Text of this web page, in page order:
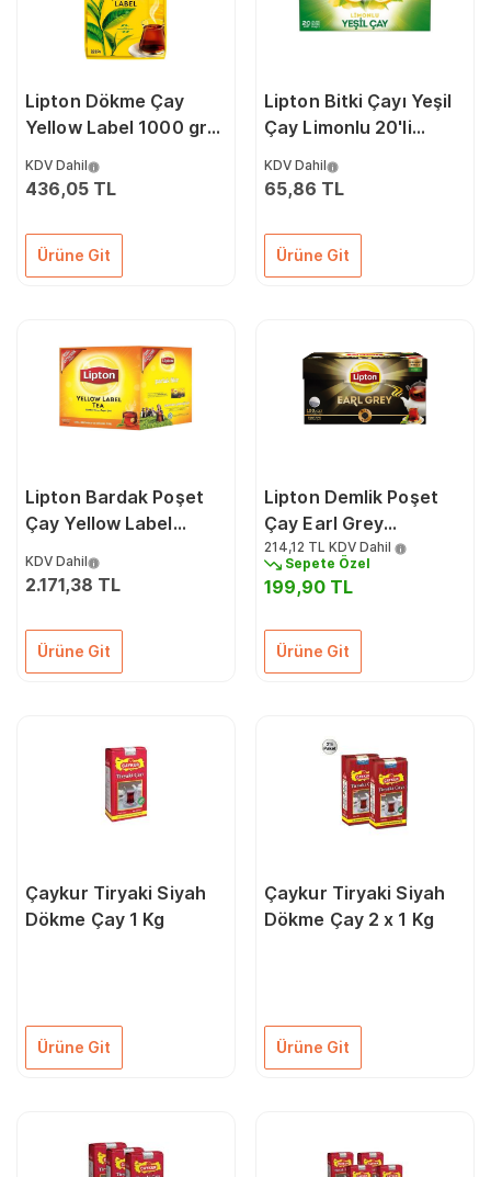
Lipton Dökme Çay
Yellow Label 1000 gr
KDV Dahil
436,05 TL
Ürüne Git
Lipton Bitki Çayı Yeşil
Çay Limonlu 20'li
KDV Dahil
65,86 TL
Ürüne Git
Lipton Bardak Poşet
Çay Yellow Label
KDV Dahil
2.171,38 TL
Ürüne Git
Lipton Demlik Poşet
Çay Earl Grey
3,2Grx100'lü
214,12 TL KDV Dahil
Sepete Özel
199,90 TL
Ürüne Git
Çaykur Tiryaki Siyah
Dökme Çay 1 Kg
Ürüne Git
Çaykur Tiryaki Siyah
Dökme Çay 2 x 1 Kg
Ürüne Git